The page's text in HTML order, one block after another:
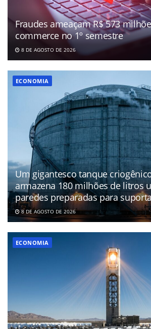
Fraudes ameaçam R$ 573
commerce no 1º semestre
8 DE AGOSTO DE 2026
ECONOMIA
Um gigantesco tanque
armazena 180 milhões de litros
paredes preparadas para
8 DE AGOSTO DE 2026
ECONOMIA